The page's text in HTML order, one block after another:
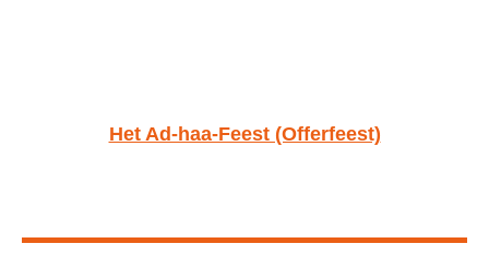
Het Ad-haa-Feest (Offerfeest)